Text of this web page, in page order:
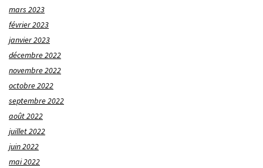
mars 2023
février 2023
janvier 2023
décembre 2022
novembre 2022
octobre 2022
septembre 2022
août 2022
juillet 2022
juin 2022
mai 2022